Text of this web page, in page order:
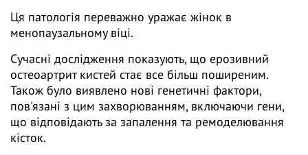
Ця патологія переважно уражає жінок в
менопаузальному віці.
Сучасні дослідження показують, що ерозивний
остеоартрит кистей стає все більш поширеним.
Також було виявлено нові генетичні фактори,
пов'язані з цим захворюванням, включаючи гени,
що відповідають за запалення та ремоделювання
кісток.